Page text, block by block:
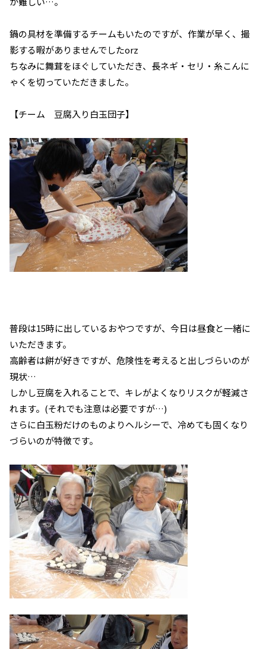
鍋の具材を準備するチームもいたのですが、作業が早く、撮
影する暇がありませんでしたorz
ちなみに舞茸をほぐしていただき、長ネギ・セリ・糸こんに
ゃくを切っていただきました。
【チーム 豆腐入り白玉団子】
普段は15時に出しているおやつですが、今日は昼食と一緒に
いただきます。
高齢者は餅が好きですが、危険性を考えると出しづらいのが
現状…
しかし豆腐を入れることで、キレがよくなりリスクが軽減さ
れます。(それでも注意は必要ですが…)
さらに白玉粉だけのものよりヘルシーで、冷めても固くなり
づらいのが特徴です。